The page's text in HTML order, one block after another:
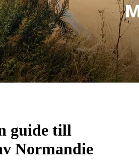
guide till
Normandie